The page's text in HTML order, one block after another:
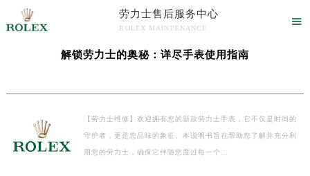
劳力士售后服务中心
ROLEX MAINTENANCE

当前位置： 劳力士维修售后服务中心点>文章库> 解锁劳力士的奥秘：详尽手表使用指
南
解锁劳力士的奥秘：详尽手表使用指南
【劳力士维修】欢迎拥有您的新款劳力士手表，它不仅是时间的
守护者，更是您品味的象征。本说明书旨在帮助您了解并充分利
用您的劳力士，确保它伴随您度过每一个…